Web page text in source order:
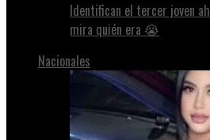
Identifican el tercer joven
mira quién era 😭
Nacionales